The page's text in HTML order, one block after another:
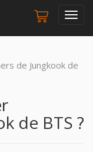
de Jungkook de
de BTS ?